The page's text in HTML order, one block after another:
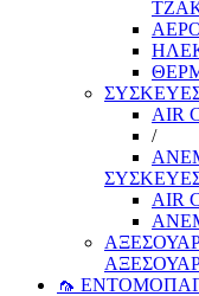
AIR
/
AIR
🦟